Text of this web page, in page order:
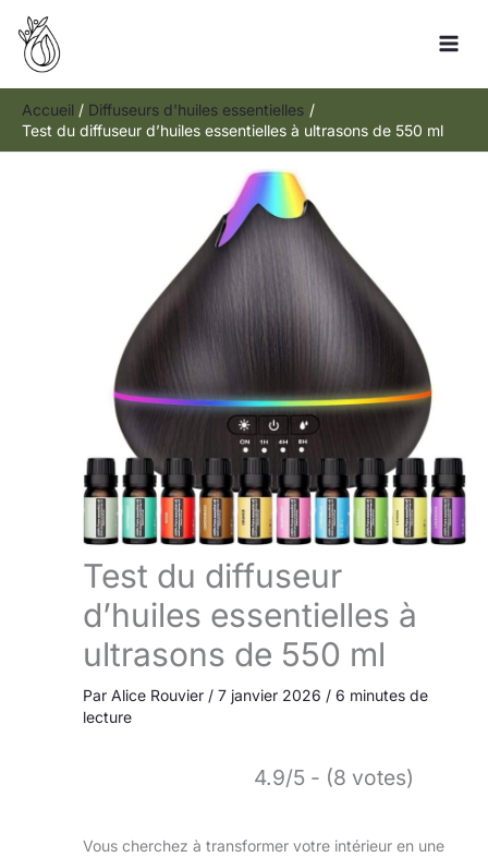
Aller
contenu
Accueil
Diffuseurs d'huiles essentielles
Test du diffuseur d’huiles essentielles à ultrasons de 550 ml
Test du diffuseur
d’huiles essentielles à
ultrasons de 550 ml
Par Alice Rouvier / 7 janvier 2026 / 6 minutes de
lecture
4.9/5 - (8 votes)
Vous cherchez à transformer votre intérieur en une
Rechercher